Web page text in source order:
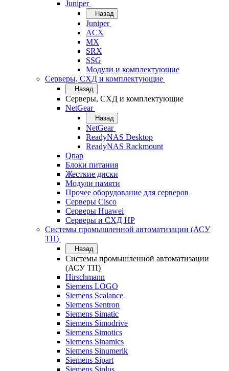
Juniper
Назад
Juniper
ACX
MX
SRX
SSG
Модули и комплектующие
Серверы, СХД и комплектующие
Назад
Серверы, СХД и комплектующие
NetGear
Назад
NetGear
ReadyNAS Desktop
ReadyNAS Rackmount
Qnap
Блоки питания
Жесткие диски
Модули памяти
Прочее оборудование для серверов
Серверы Cisco
Серверы Huawei
Серверы и СХД HP
Системы промышленной автоматизации (АСУ
ТП)
Назад
Системы промышленной автоматизации
(АСУ ТП)
Hirschmann
Siemens LOGO
Siemens Scalance
Siemens Sentron
Siemens Simatic
Siemens Simodrive
Siemens Simotics
Siemens Sinamics
Siemens Sinumerik
Siemens Sipart
Siemens Siplus